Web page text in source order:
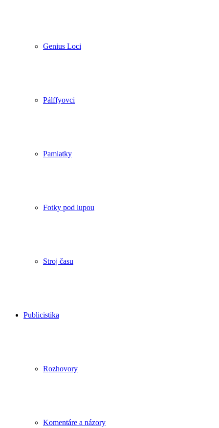
Genius Loci
Pálffyovci
Pamiatky
Fotky pod lupou
Stroj času
Publicistika
Rozhovory
Komentáre a názory